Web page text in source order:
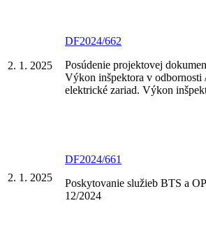
2. 1. 2025
DF2024/662
Posúdenie projektovej
Výkon inšpektora v odbornosti
elektrické zariad. Výkon
2. 1. 2025
DF2024/661
Poskytovanie služieb BTS a
12/2024